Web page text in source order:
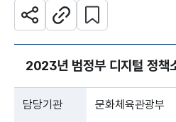
공유하기주소복사
관심 콘텐츠 설정하기
2023년 범정부 디지털 정책
담당기관 문화체육관광부